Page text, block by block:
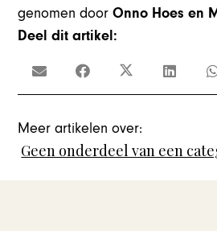
genomen doorOnno Hoes en
Deel dit artikel:
Meer artikelen over:
Geen onderdeel van een